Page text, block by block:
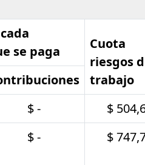
se paga
Cuota
riesgos
trabajo
$ -
$
$ - $